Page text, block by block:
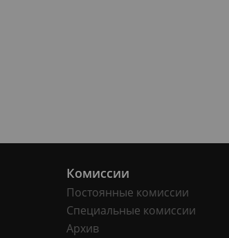
Комиссии
Постоянные комиссии
Специальные комиссии
Архив